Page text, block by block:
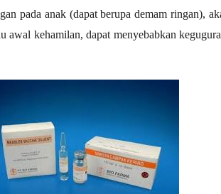
pada anak (dapat berupa demam ringan),
awal kehamilan, dapat menyebabkan